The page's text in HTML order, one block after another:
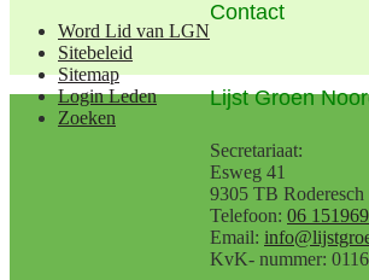
Word Lid van LGN
Sitebeleid
Sitemap
Login Leden
Zoeken
Contact
Lijst Groen
Secretariaat:
Esweg 41
9305 TB Roderesch
Telefoon: 06
Email:
KvK- nummer: